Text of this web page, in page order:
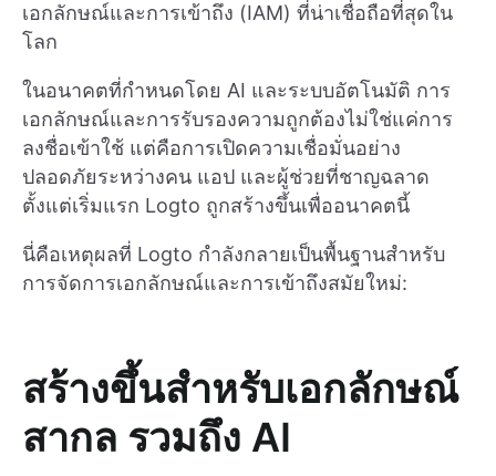
เอกลักษณ์และการเข้าถึง (IAM) ที่น่าเชื่อถือที่สุดใน
โลก
ในอนาคตที่กำหนดโดย AI และระบบอัตโนมัติ การ
เอกลักษณ์และการรับรองความถูกต้องไม่ใช่แค่การ
ลงชื่อเข้าใช้ แต่คือการเปิดความเชื่อมั่นอย่าง
ปลอดภัยระหว่างคน แอป และผู้ช่วยที่ชาญฉลาด
ตั้งแต่เริ่มแรก Logto ถูกสร้างขึ้นเพื่ออนาคตนี้
นี่คือเหตุผลที่ Logto กำลังกลายเป็นพื้นฐานสําหรับ
การจัดการเอกลักษณ์และการเข้าถึงสมัยใหม่:
สร้างขึ้นสำหรับเอกลักษณ์
สากล รวมถึง AI